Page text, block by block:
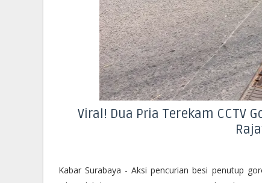
Viral! Dua Pria Terekam CCTV
Kabar Surabaya - Aksi pencurian besi penutup